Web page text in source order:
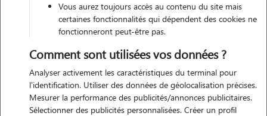
Motivation
Vous aurez toujours accès au contenu du site mais
certaines fonctionnalités qui dépendent des cookies ne
fonctionneront peut-être pas.
Comment sont utilisées vos données ?
Analyser activement les caractéristiques du terminal pour
l'identification. Utiliser des données de géolocalisation précises.
Mesurer la performance des publicités/annonces publicitaires.
Sélectionner des publicités personnalisées. Créer un profil